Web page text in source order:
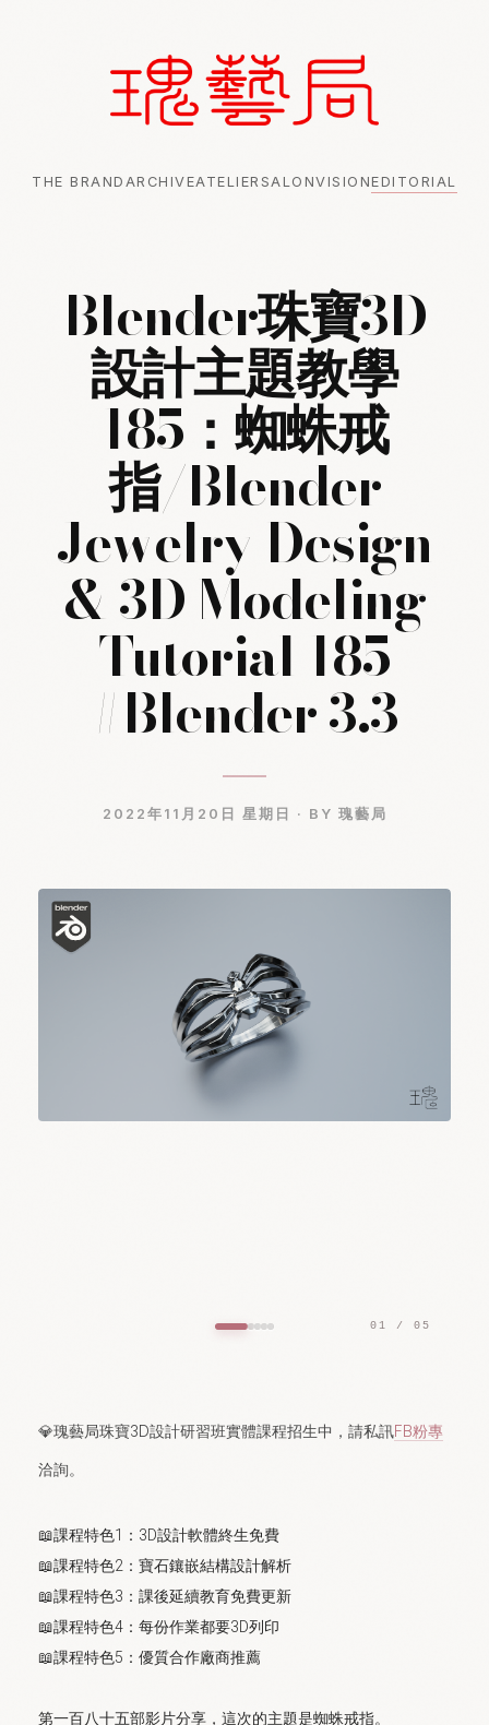
THE BRAND ARCHIVEATELIER SALONVISIONEDITORIAL
Blender珠寶3D
設計主題教學
185：蜘蛛戒
指/Blender
Jewelry Design
& 3D Modeling
Tutorial 185
#Blender 3.3
2022年11月20日 星期日 · BY 瑰藝局
01 / 05
💎瑰藝局珠寶3D設計研習班實體課程招生中，請私訊FB粉專
洽詢。
📖課程特色1：3D設計軟體終生免費
📖課程特色2：寶石鑲嵌結構設計解析
📖課程特色3：課後延續教育免費更新
📖課程特色4：每份作業都要3D列印
📖課程特色5：優質合作廠商推薦
第一百八十五部影片分享，這次的主題是蜘蛛戒指。